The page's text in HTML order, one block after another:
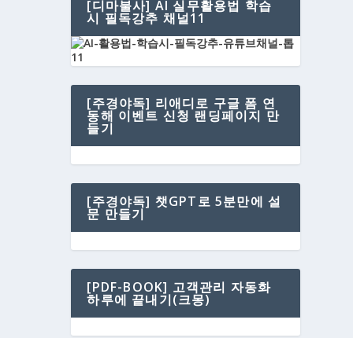
[디마불사] AI 실무활용법 학습
시 필독강추 채널11
[주경야독] 리애디로 구글 폼 연
동해 이벤트 신청 랜딩페이지 만
들기
[주경야독] 챗GPT로 5분만에 설
문 만들기
[PDF-BOOK] 고객관리 자동화
하루에 끝내기(크몽)